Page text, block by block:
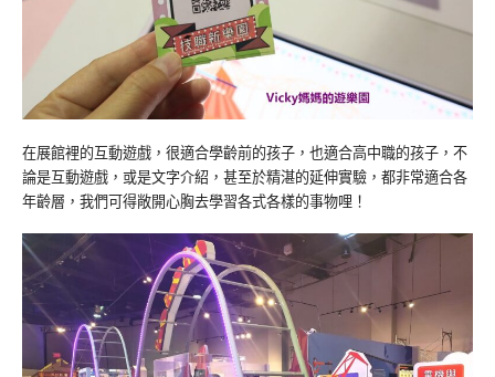
在展館裡的互動遊戲，很適合學齡前的孩子，也適合高中職的孩子，不
論是互動遊戲，或是文字介紹，甚至於精湛的延伸實驗，都非常適合各
年齡層，我們可得敞開心胸去學習各式各樣的事物哩！